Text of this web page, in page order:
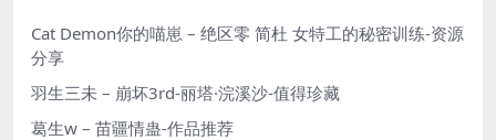
Cat Demon你的喵崽 – 绝区零 简杜 女特工的秘密训练-资源
分享
羽生三未 – 崩坏3rd-丽塔·浣溪沙-值得珍藏
葛生w – 苗疆情蛊-作品推荐